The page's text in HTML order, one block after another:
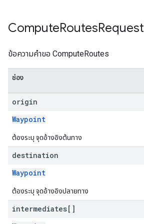
ComputeRoutesRequest
ข้อความคำขอ ComputeRoutes
ช่อง
origin
Waypoint
ต้องระบุ จุดอ้างอิงต้นทาง
destination
Waypoint
ต้องระบุ จุดอ้างอิงปลายทาง
intermediates[]